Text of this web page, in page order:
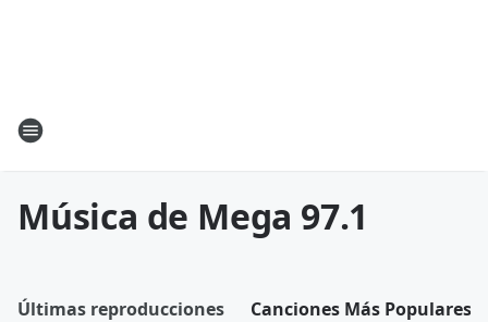
Música de Mega 97.1
Últimas reproducciones Canciones Más Populares